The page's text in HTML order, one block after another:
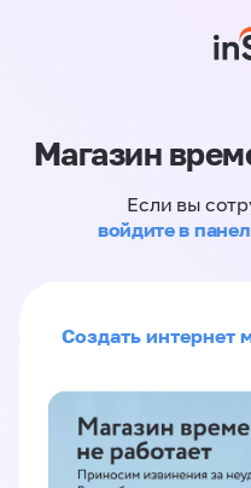
Магазин
Если вы
войдите в
Создать интернет